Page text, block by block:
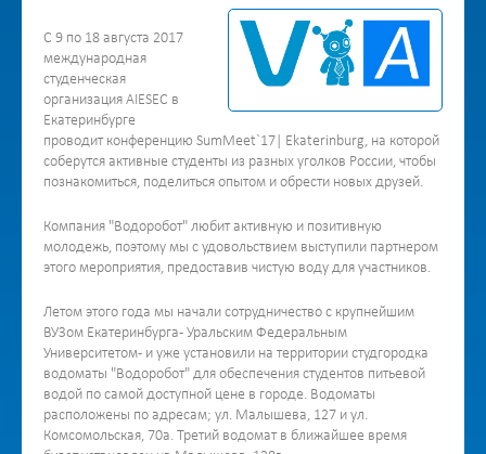
С 9 по 18 августа 2017
международная
студенческая
организация AIESEC в
Екатеринбурге
проводит конференцию SumMeet`17| Ekaterinburg, на которой
соберутся активные студенты из разных уголков России, чтобы
познакомиться, поделиться опытом и обрести новых друзей.
Компания "Водоробот" любит активную и позитивную
молодежь, поэтому мы с удовольствием выступили партнером
этого мероприятия, предоставив чистую воду для участников.
Летом этого года мы начали сотрудничество с крупнейшим
ВУЗом Екатеринбурга - Уральским Федеральным
Университетом - и уже установили на территории студгородка
водоматы "Водоробот" для обеспечения студентов питьевой
водой по самой доступной цене в городе. Водоматы
расположены по адресам; ул. Малышева, 127 и ул.
Комсомольская, 70а. Третий водомат в ближайшее время